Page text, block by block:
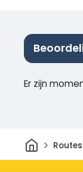
Er zijn
ThuisRoutes